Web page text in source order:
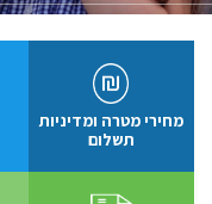
מחירי מטרה ומדיניות
תשלום